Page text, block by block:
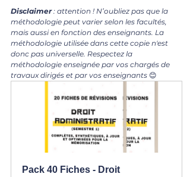
Disclaimer : attention ! N’oubliez pas que la
méthodologie peut varier selon les facultés,
mais aussi en fonction des enseignants. La
méthodologie utilisée dans cette copie n'est
donc pas universelle. Respectez la
méthodologie enseignée par vos chargés de
travaux dirigés et par vos enseignants 😊
Pack 40 Fiches - Droit